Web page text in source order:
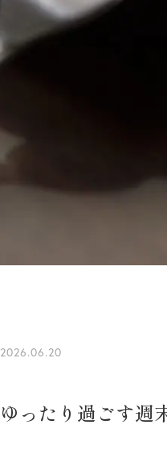
2026.06.20
ゆったり過ごす週